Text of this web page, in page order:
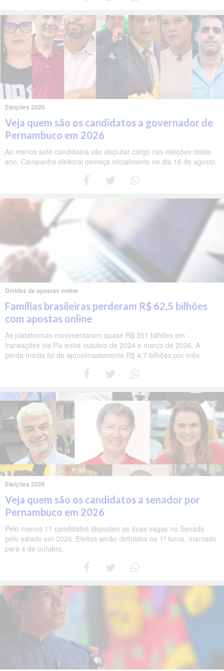
Eleições 2026
Veja quem são os candidatos a governador de
Pernambuco em 2026
Ao menos sete candidatos vão disputar cargo nas eleições deste
ano. Campanha eleitoral começa oficialmente no dia 16 de agosto.
Dívidas de apostas online
Famílias brasileiras perderam R$ 62,5 bilhões
com apostas online
As plataformas movimentaram quase R$ 351 bilhões em
transações via Pix entre outubro de 2024 e março de 2026. A
perda média foi de aproximadamente R$ 4,7 bilhões por mês.
Eleições 2026
Veja quem são os candidatos a senador por
Pernambuco em 2026
Pelo menos 11 candidatos disputam as duas vagas no Senado
pelo estado em 2026. Eleitos serão definidos no 1º turno, marcado
para 4 de outubro.